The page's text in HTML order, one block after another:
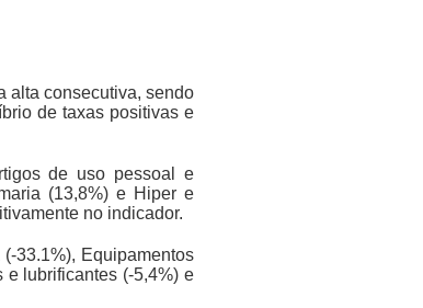
alta consecutiva, sendo
de taxas positivas e
de uso pessoal e
(13,8%) e Hiper e
no indicador.
33.1%), Equipamentos
e lubrificantes (-5,4%) e